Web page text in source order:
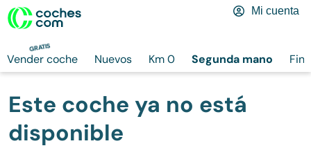
GRATIS
Vender coche Nuevos Km 0 Segunda mano
Mi cuenta
Este coche ya no está
disponible